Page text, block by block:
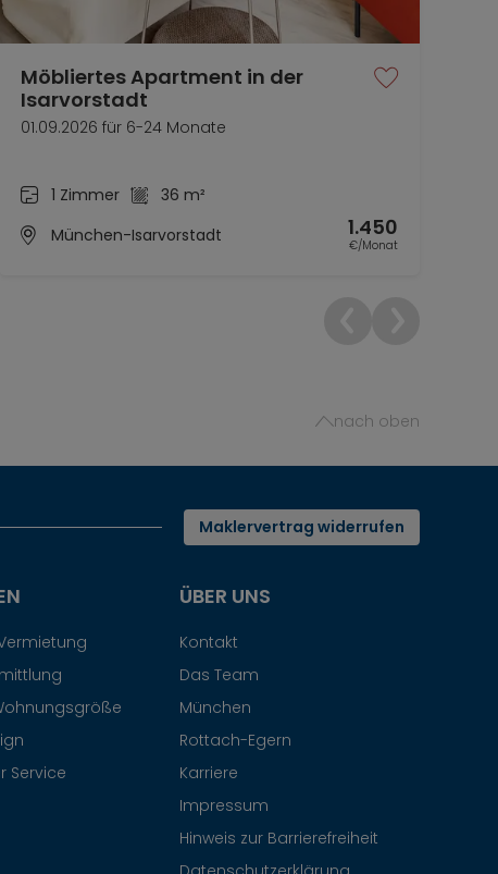
Möbliertes Apartment in der
Isarvorstadt
01.09.2026 für 6-24 Monate
1 Zimmer
36 m²
München-Isarvorstadt
1.450
€/Monat
nach oben
Maklervertrag widerrufen
Service
ÜBER UNS
Kontakt
Das Team
München
Rottach-Egern
Karriere
Impressum
Hinweis zur Barrierefreiheit